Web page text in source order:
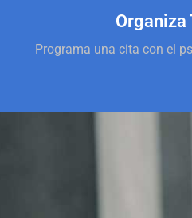
Organiza
Programa una cita con el